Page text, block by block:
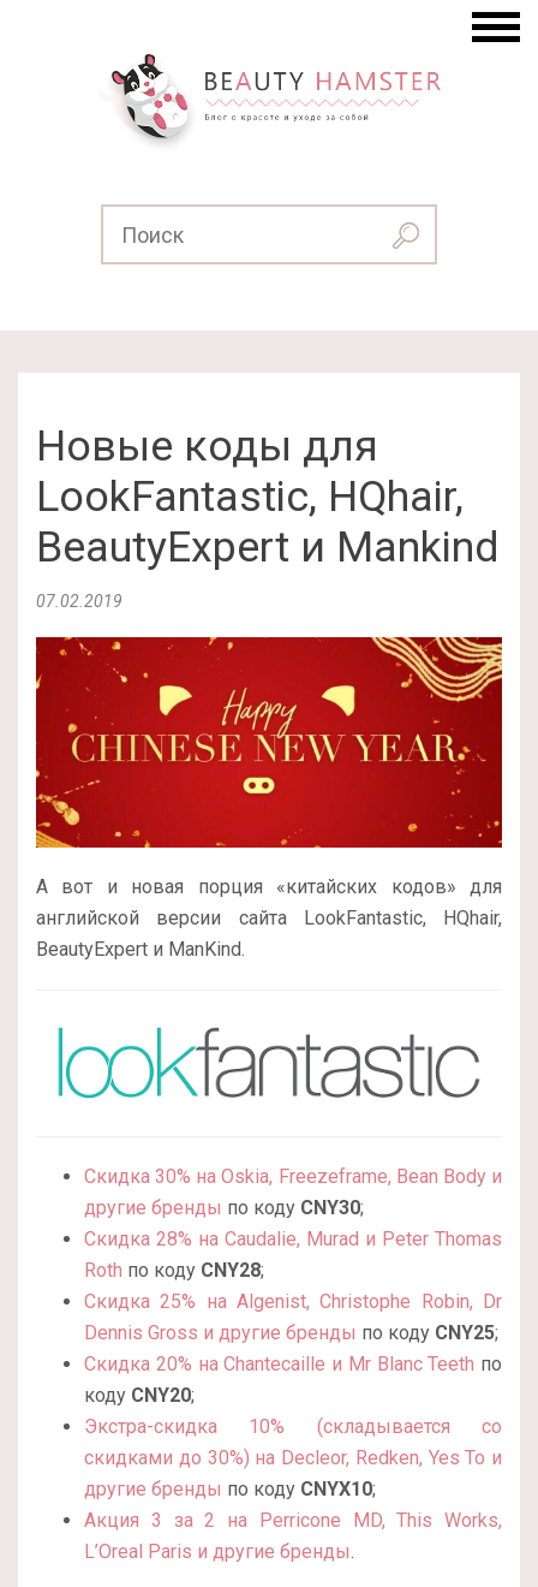
Новые коды для
LookFantastic, HQhair,
BeautyExpert и Mankind
07.02.2019
А вот и новая порция «китайских кодов» для
английской версии сайта LookFantastic, HQhair,
BeautyExpert и ManKind.
Скидка 30% на Oskia, Freezeframe, Bean Body и
другие бренды по коду CNY30;
Скидка 28% на Caudalie, Murad и Peter Thomas
Roth по коду CNY28;
Скидка 25% на Algenist, Christophe Robin, Dr
Dennis Gross и другие бренды по коду CNY25;
Скидка 20% на Chantecaille и Mr Blanc Teeth по
коду CNY20;
Экстра-скидка 10% (складывается со
скидками до 30%) на Decleor, Redken, Yes To и
другие бренды по коду CNYX10;
Акция 3 за 2 на Perricone MD, This Works,
L’Oreal Paris и другие бренды.